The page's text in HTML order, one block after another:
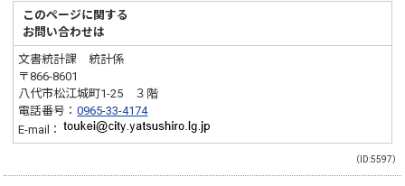
このページに関する
お問い合わせは
文書統計課 統計係
〒866-8601
八代市松江城町1-25 ３階
電話番号：0965-33-4174
E-mail：
（ID:5597）